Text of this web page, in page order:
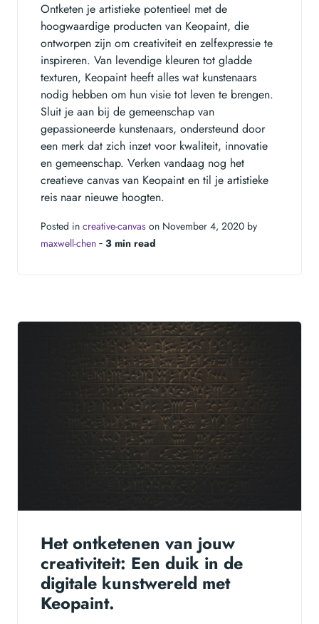
Ontketen je artistieke potentieel met de
hoogwaardige producten van Keopaint, die
ontworpen zijn om creativiteit en zelfexpressie te
inspireren. Van levendige kleuren tot gladde
texturen, Keopaint heeft alles wat kunstenaars
nodig hebben om hun visie tot leven te brengen.
Sluit je aan bij de gemeenschap van
gepassioneerde kunstenaars, ondersteund door
een merk dat zich inzet voor kwaliteit, innovatie
en gemeenschap. Verken vandaag nog het
creatieve canvas van Keopaint en til je artistieke
reis naar nieuwe hoogten.
Posted in creative-canvas on November 4, 2020 by
maxwell-chen ‐ 3 min read
Het ontketenen van jouw
creativiteit: Een duik in de
digitale kunstwereld met
Keopaint.